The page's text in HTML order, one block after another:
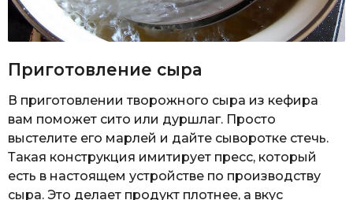
Приготовление сыра
В приготовлении творожного сыра из кефира
вам поможет сито или дуршлаг. Просто
выстелите его марлей и дайте сыворотке стечь.
Такая конструкция имитирует пресс, который
есть в настоящем устройстве по производству
сыра. Это делает продукт плотнее, а вкус